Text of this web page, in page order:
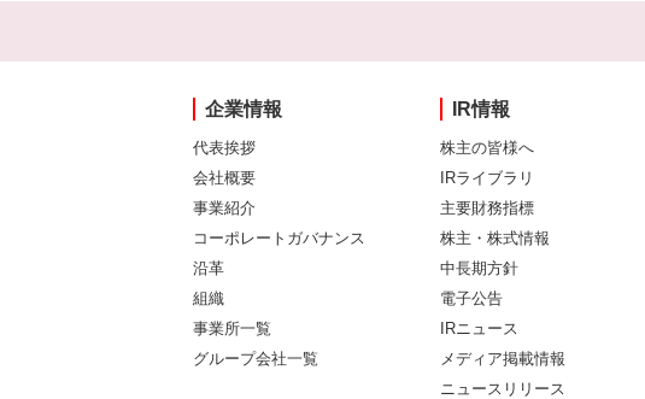
企業情報
代表挨拶
会社概要
事業紹介
コーポレートガバナンス
沿革
組織
事業所一覧
グループ会社一覧
IR情報
株主の皆様へ
IRライブラリ
主要財務指標
株主・株式情報
中長期方針
電子公告
IRニュース
メディア掲載情報
ニュースリリース